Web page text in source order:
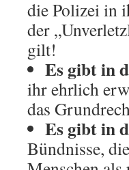
die Polizei in
der
gilt!
Es gibt in
ihr ehrlich
das
Es gibt in
Bündnisse,